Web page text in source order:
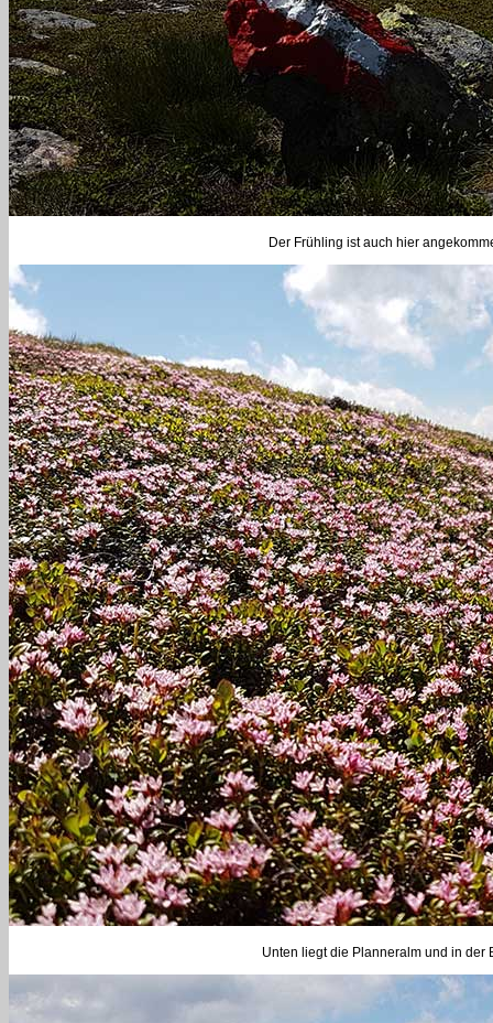
Der Frühling ist auch hier
Unten liegt die Planneralm und in der